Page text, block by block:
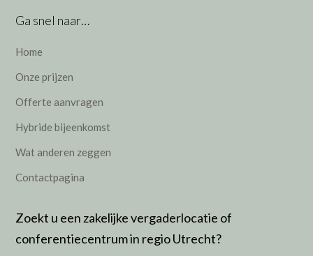
Ga snel naar…
Home
Onze prijzen
Offerte aanvragen
Hybride bijeenkomst
Wat anderen zeggen
Contactpagina
Zoekt u een zakelijke vergaderlocatie of
conferentiecentrum in regio Utrecht?